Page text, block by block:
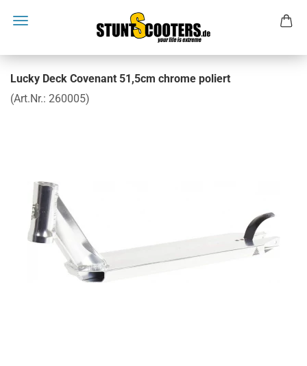
Lucky Deck Covenant 51,5cm chrome poliert
(Art.Nr.: 260005)